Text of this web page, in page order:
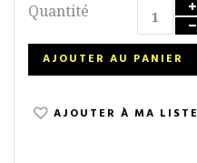
Quantité
AJOUTER AU PANIER
AJOUTER À MA LISTE